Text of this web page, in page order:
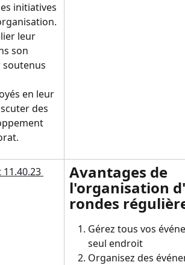
initiatives
leur
son
soutenus
en leur
des
Avantages de
l'organisation
rondes
Gérez tous vos
seul endroit
Organisez des